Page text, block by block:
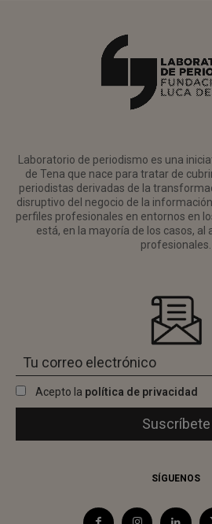
Laboratorio de periodismo es una
de Tena que nace para tratar de
periodistas derivadas de la
disruptivo del negocio de la
perfiles profesionales en entornos en
está, en la mayoría de los casos, al
profesionales.
Acepto la política de privacidad
SÍGUENOS